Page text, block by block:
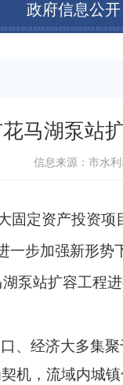
政府信息公开
花马湖泵站
信息来源：市水
固定资产投资项
一步加强新形势
泵站扩容工程
、经济大多集
机，流域内城